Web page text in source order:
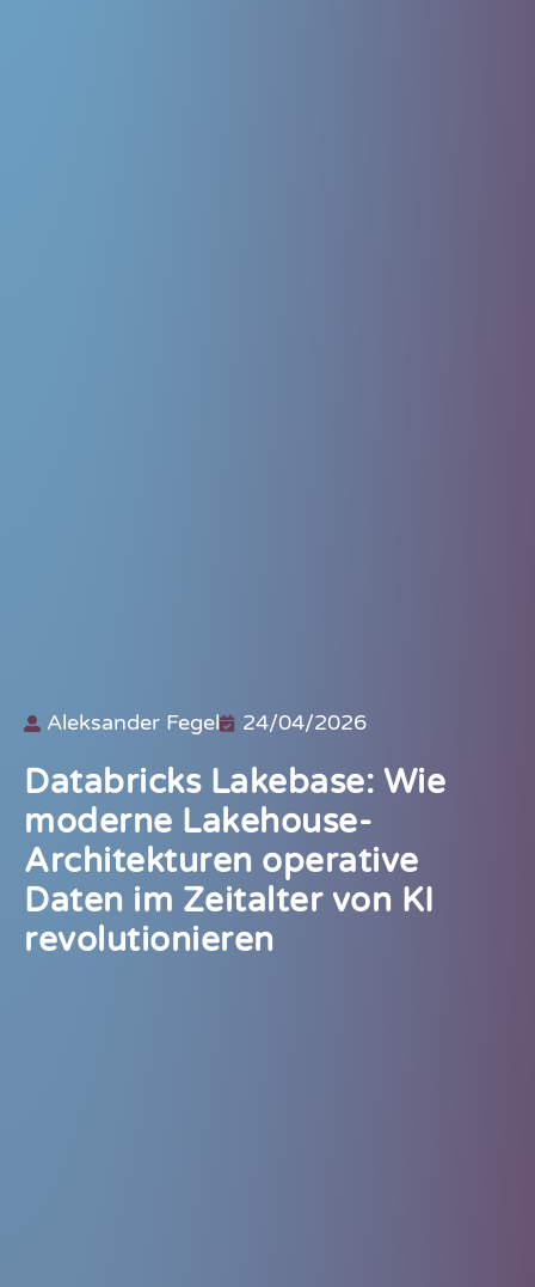
Aleksander Fegel 24/04/2026
Databricks Lakebase: Wie
moderne Lakehouse-
Architekturen operative
Daten im Zeitalter von KI
revolutionieren